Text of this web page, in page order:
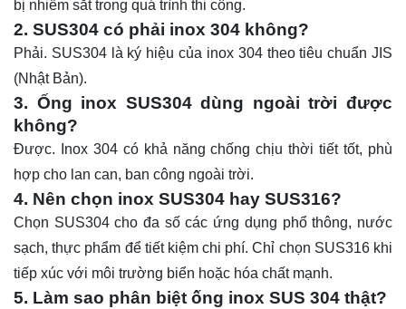
bị nhiễm sắt trong quá trình thi công.
2. SUS304 có phải inox 304 không?
Phải. SUS304 là ký hiệu của inox 304 theo tiêu chuẩn JIS
(Nhật Bản).
3. Ống inox SUS304 dùng ngoài trời được
không?
Được. Inox 304 có khả năng chống chịu thời tiết tốt, phù
hợp cho lan can, ban công ngoài trời.
4. Nên chọn inox SUS304 hay SUS316?
Chọn SUS304 cho đa số các ứng dụng phổ thông, nước
sạch, thực phẩm để tiết kiệm chi phí. Chỉ chọn SUS316 khi
tiếp xúc với môi trường biển hoặc hóa chất mạnh.
5. Làm sao phân biệt ống inox SUS 304 thật?